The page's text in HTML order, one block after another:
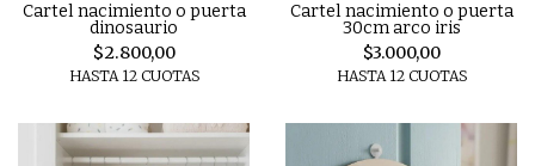
Cartel nacimiento o puerta
dinosaurio
$2.800,00
HASTA 12 CUOTAS
Cartel nacimiento o puerta
30cm arco iris
$3.000,00
HASTA 12 CUOTAS